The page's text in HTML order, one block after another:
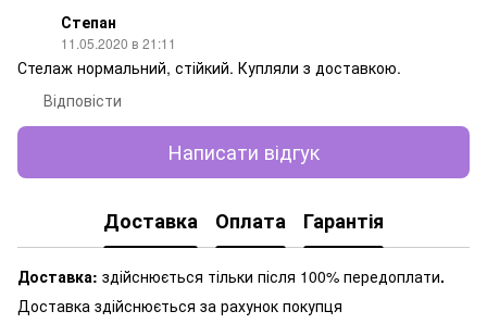
Степан
11.05.2020 в 21:11
Стелаж нормальний, стійкий. Купляли з доставкою.
Відповісти
Написати відгук
Доставка Оплата Гарантія
Доставка: здійснюється тільки після 100% передоплати.
Доставка здійснюється за рахунок покупця